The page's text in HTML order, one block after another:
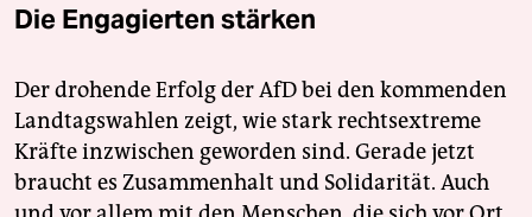
Die Engagierten stärken
Der drohende Erfolg der AfD bei den kommenden
Landtagswahlen zeigt, wie stark rechtsextreme
Kräfte inzwischen geworden sind. Gerade jetzt
braucht es Zusammenhalt und Solidarität. Auch